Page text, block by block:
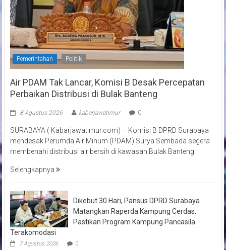
Pemerintahan Politik
Air PDAM Tak Lancar, Komisi B Desak Percepatan
Perbaikan Distribusi di Bulak Banteng
8 Agustus 2026 kabarjawatimur 0
SURABAYA ( Kabarjawatimur.com) – Komisi B DPRD Surabaya
mendesak Perumda Air Minum (PDAM) Surya Sembada segera
membenahi distribusi air bersih di kawasan Bulak Banteng.
Selengkapnya
Dikebut 30 Hari, Pansus DPRD Surabaya
Matangkan Raperda Kampung Cerdas,
Pastikan Program Kampung Pancasila
Terakomodasi
7 Agustus 2026 0